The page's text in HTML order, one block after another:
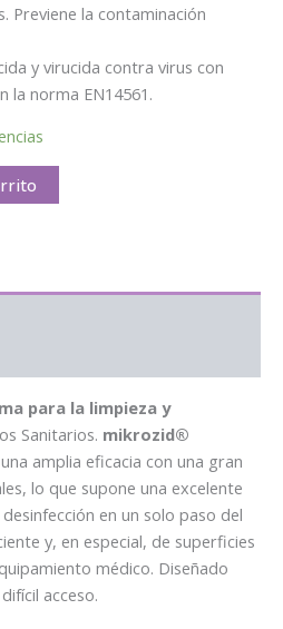
Previene la contaminación
y virucida contra virus con
la norma EN14561.
para la limpieza y
Sanitarios. mikrozid®
amplia eficacia con una gran
lo que supone una excelente
en un solo paso del
y, en especial, de superficies
médico. Diseñado
acceso.